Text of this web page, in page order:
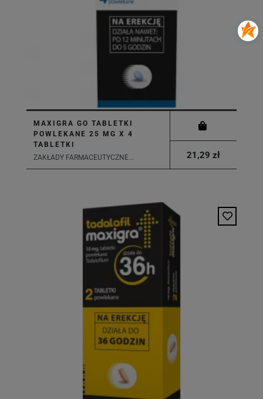
MAXIGRA GO TABLETKI
POWLEKANE 25 MG X 4
TABLETKI
ZAKŁADY FARMACEUTYCZNE...
21,29 zł